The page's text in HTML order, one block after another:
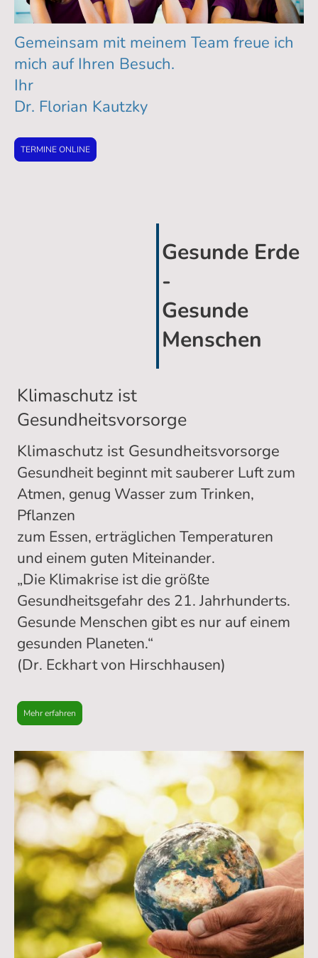
Gemeinsam mit meinem Team freue ich
mich auf Ihren Besuch.
Ihr
Dr. Florian Kautzky
TERMINE ONLINE
Gesunde Erde
-
Gesunde
Menschen
Klimaschutz ist
Gesundheitsvorsorge
Klimaschutz ist Gesundheitsvorsorge
Gesundheit beginnt mit sauberer Luft zum
Atmen, genug Wasser zum Trinken,
Pflanzen
zum Essen, erträglichen Temperaturen
und einem guten Miteinander.
„Die Klimakrise ist die größte
Gesundheitsgefahr des 21. Jahrhunderts.
Gesunde Menschen gibt es nur auf einem
gesunden Planeten.“
(Dr. Eckhart von Hirschhausen)
Mehr erfahren